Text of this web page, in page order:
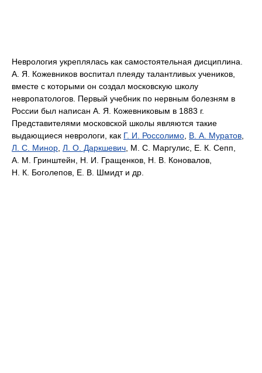
Неврология укреплялась как самостоятельная дисциплина.
А. Я. Кожевников воспитал плеяду талантливых учеников,
вместе с которыми он создал московскую школу
невропатологов. Первый учебник по нервным болезням в
России был написан А. Я. Кожевниковым в 1883 г.
Представителями московской школы являются такие
выдающиеся неврологи, как Г. И. Россолимо В. А. Муратов
Л. С. Минор Л. О. Даркшевич , М. С. Маргулис, Е. К. Сепп,
А. М. Гринштейн, Н. И. Гращенков, Н. В. Коновалов,
Н. К. Боголепов, Е. В. Шмидт и др.